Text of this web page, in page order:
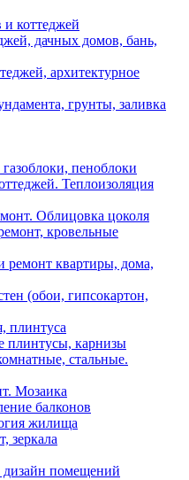
и коттеджей
дачных домов, бань,
архитектурное
грунты, заливка
пеноблоки
Теплоизоляция
Облицовка цоколя
кровельные
ремонт квартиры, дома,
(обои, гипсокартон,
плинтуса
плинтусы, карнизы
стальные.
Мозаика
балконов
жилища
зеркала
дизайн помещений